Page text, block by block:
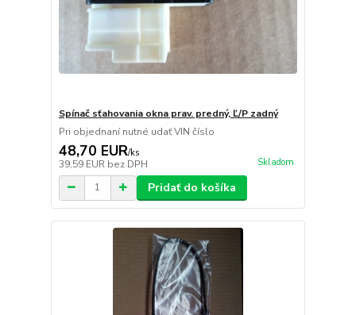
Spínač sťahovania okna prav. predný, Ľ/P zadný
Pri objednaní nutné udať VIN číslo
48,70 EUR/ks
39,59 EUR bez DPH Skladom
Pridať do košíka